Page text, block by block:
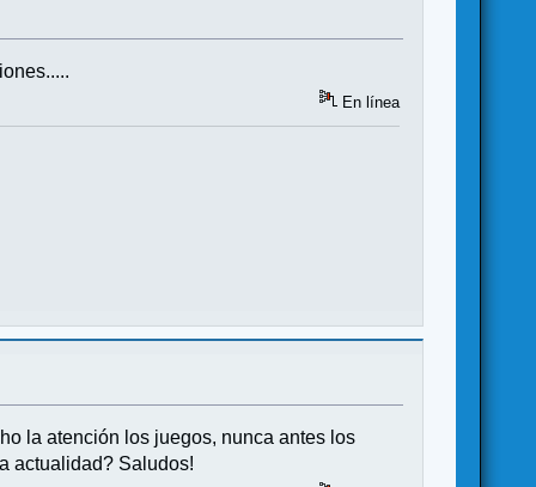
En línea
la atención los juegos, nunca antes los
actualidad? Saludos!